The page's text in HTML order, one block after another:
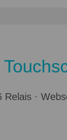
Relais ·